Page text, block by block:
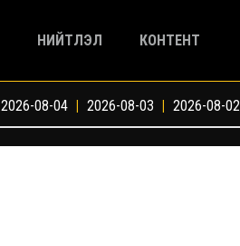
НИЙТЛЭЛ КОНТЕНТ
2026-08-04 | 2026-08-03 | 2026-08-02